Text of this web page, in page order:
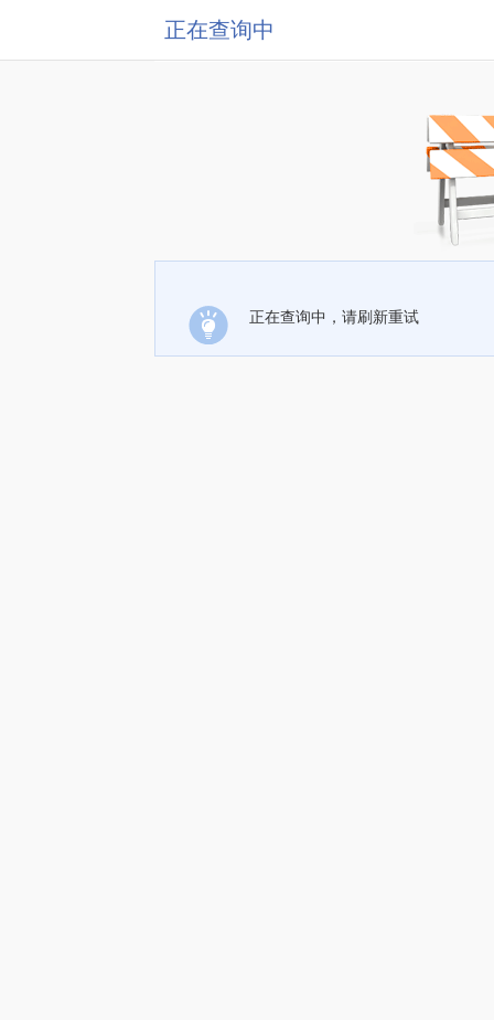
正在查询中
正在查询中，请刷新重试